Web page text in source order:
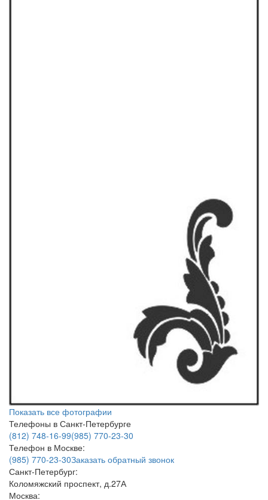
Показать все фотографии
Телефоны в Санкт-Петербурге
(812) 748-16-99(985) 770-23-30
Телефон в Москве:
(985) 770-23-30Заказать обратный звонок
Санкт-Петербург:
Коломяжский проспект, д.27А
Москва: